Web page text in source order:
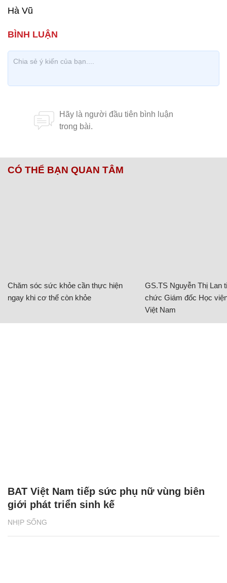
Hà Vũ
CÓ THỂ BẠN QUAN TÂM
Chăm sóc sức khỏe cần thực hiện
ngay khi cơ thể còn khỏe
GS.TS Nguyễn Thị Lan
chức Giám đốc Học
Việt Nam
NHỊP SỐNG
BAT Việt Nam tiếp sức phụ nữ vùng biên
giới phát triển sinh kế